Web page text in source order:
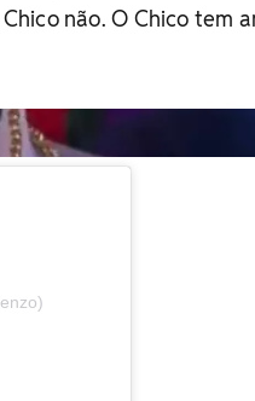
não. O Chico tem